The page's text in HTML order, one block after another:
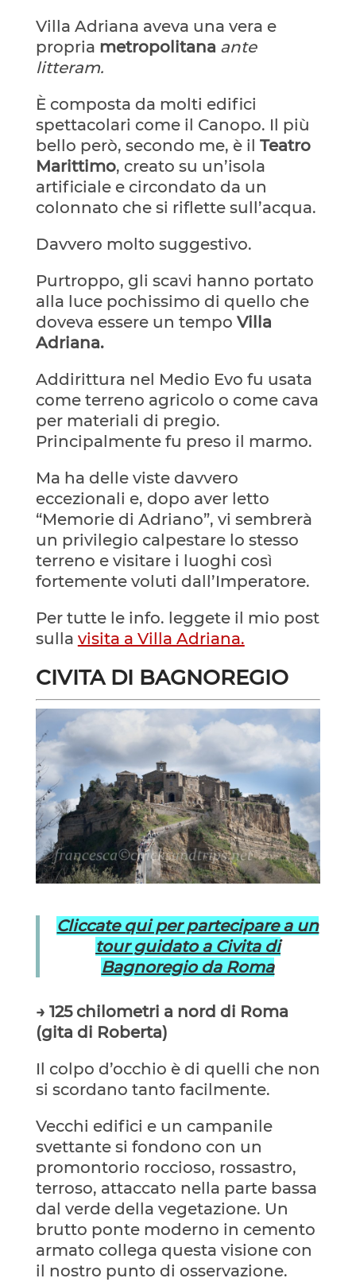
Villa Adriana aveva una vera e
propria metropolitana ante
litteram.
È composta da molti edifici
spettacolari come il Canopo. Il più
bello però, secondo me, è il Teatro
Marittimo, creato su un’isola
artificiale e circondato da un
colonnato che si riflette sull’acqua.
Davvero molto suggestivo.
Purtroppo, gli scavi hanno portato
alla luce pochissimo di quello che
doveva essere un tempo Villa
Adriana.
Addirittura nel Medio Evo fu usata
come terreno agricolo o come cava
per materiali di pregio.
Principalmente fu preso il marmo.
Ma ha delle viste davvero
eccezionali e, dopo aver letto
“Memorie di Adriano”, vi sembrerà
un privilegio calpestare lo stesso
terreno e visitare i luoghi così
fortemente voluti dall’Imperatore.
Per tutte le info. leggete il mio post
sulla visita a Villa Adriana.
CIVITA DI BAGNOREGIO
Cliccate qui per partecipare a un
tour guidato a Civita di
Bagnoregio da Roma
→ 125 chilometri a nord di Roma
(gita di Roberta)
Il colpo d’occhio è di quelli che non
si scordano tanto facilmente.
Vecchi edifici e un campanile
svettante si fondono con un
promontorio roccioso, rossastro,
terroso, attaccato nella parte bassa
dal verde della vegetazione. Un
brutto ponte moderno in cemento
armato collega questa visione con
il nostro punto di osservazione.